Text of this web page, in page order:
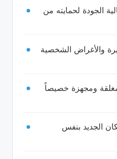
الجودة لحمايته من
والأغراض الشخصية
ومجهزة خصيصاً
الجديد بنفس